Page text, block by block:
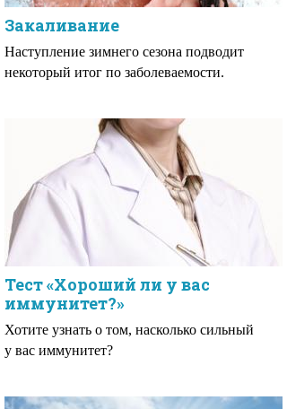
Закаливание
Наступление зимнего сезона подводит
некоторый итог по заболеваемости.
Тест «Хороший ли у вас
иммунитет?»
Хотите узнать о том, насколько сильный
у вас иммунитет?